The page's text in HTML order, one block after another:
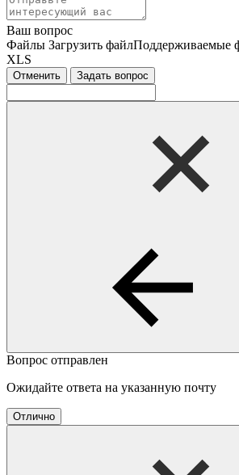
Ваш вопрос
Файлы Загрузить файлПоддерживаемые
XLS
Отменить Задать вопрос
Вопрос отправлен
Ожидайте ответа на указанную почту
Отлично